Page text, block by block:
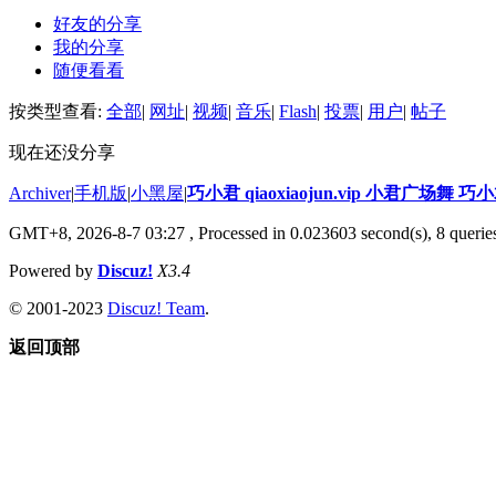
好友的分享
我的分享
随便看看
按类型查看: 全部| 网址| 视频| 音乐| Flash| 投票| 用户| 帖子
现在还没分享
Archiver|手机版|小黑屋|巧小君 qiaoxiaojun.vip 小君广场舞 巧
GMT+8, 2026-8-7 03:27 , Processed in 0.023603 second(s), 8
Powered by Discuz! X3.4
© 2001-2023 Discuz! Team.
返回顶部